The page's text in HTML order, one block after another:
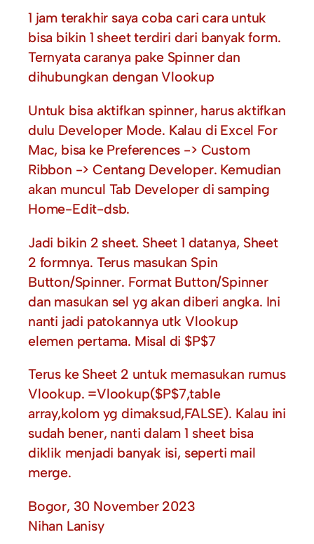
1 jam terakhir saya coba cari cara untuk
bisa bikin 1 sheet terdiri dari banyak form.
Ternyata caranya pake Spinner dan
dihubungkan dengan Vlookup
Untuk bisa aktifkan spinner, harus aktifkan
dulu Developer Mode. Kalau di Excel For
Mac, bisa ke Preferences -> Custom
Ribbon -> Centang Developer. Kemudian
akan muncul Tab Developer di samping
Home-Edit-dsb.
Jadi bikin 2 sheet. Sheet 1 datanya, Sheet
2 formnya. Terus masukan Spin
Button/Spinner. Format Button/Spinner
dan masukan sel yg akan diberi angka. Ini
nanti jadi patokannya utk Vlookup
elemen pertama. Misal di $P$7
Terus ke Sheet 2 untuk memasukan rumus
Vlookup. =Vlookup($P$7,table
array,kolom yg dimaksud,FALSE). Kalau ini
sudah bener, nanti dalam 1 sheet bisa
diklik menjadi banyak isi, seperti mail
merge.
Bogor, 30 November 2023
Nihan Lanisy